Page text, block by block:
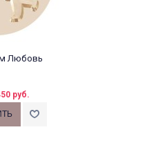
Любовь
руб.